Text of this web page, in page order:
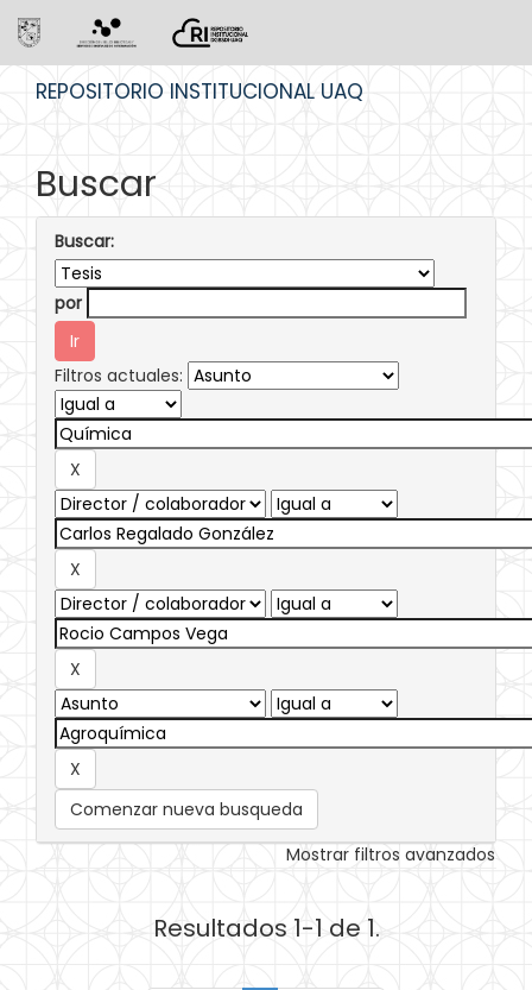
REPOSITORIO INSTITUCIONAL UAQ
Buscar
Buscar:
por
Filtros actuales:
Comenzar nueva busqueda
Mostrar filtros avanzados
Resultados 1-1 de 1.